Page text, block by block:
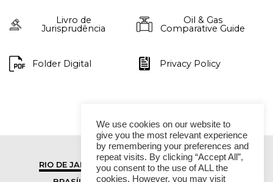
Livro de
Jurisprudência
Oil & Gas
Comparative Guide
Folder Digital Privacy Policy
RIO DE JANEIRO
SÃO PAULO
We use cookies on our website to
give you the most relevant experience
by remembering your preferences and
repeat visits. By clicking “Accept All”,
you consent to the use of ALL the
cookies. However, you may visit